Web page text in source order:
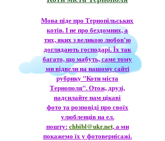
Мова піде про Тернопільських
котів. І не про бездомних, а
тих, яких з великою любов'ю
доглядають господарі. Їх так
багато, що мабуть, саме тому
ми відвели на нашому сайті
рубрику "Коти міста
Тернополя". Отож, друзі,
надсилайте нам цікаві
фото та розповіді про своїх
улюбленців на ел.
пошту:chbibl@ukr.net, а ми
покажемо їх у фотовернісажі.